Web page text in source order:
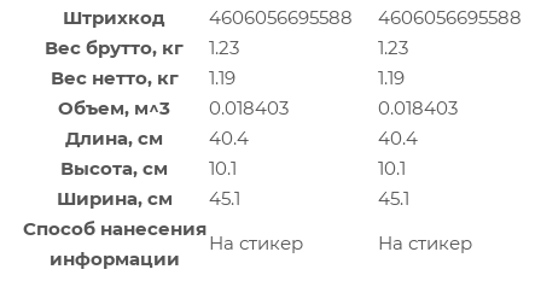
Штрихкод
4606056695588
4606056695588
Вес брутто, кг
1.23
1.23
Вес нетто, кг
1.19
1.19
Объем, м^3
0.018403
0.018403
Длина, см
40.4
40.4
Высота, см
10.1
10.1
Ширина, см
45.1
45.1
Способ нанесения
информации
На стикер На стикер